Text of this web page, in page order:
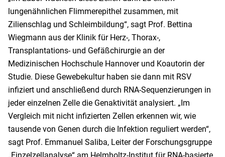
lungenähnlichen Flimmerepithel zusammen, mit
Zilienschlag und Schleimbildung“, sagt Prof. Bettina
Wiegmann aus der Klinik für Herz-, Thorax-,
Transplantations- und Gefäßchirurgie an der
Medizinischen Hochschule Hannover und Koautorin der
Studie. Diese Gewebekultur haben sie dann mit RSV
infiziert und anschließend durch RNA-Sequenzierungen in
jeder einzelnen Zelle die Genaktivität analysiert. „Im
Vergleich mit nicht infizierten Zellen erkennen wir, wie
tausende von Genen durch die Infektion reguliert werden“,
sagt Prof. Emmanuel Saliba, Leiter der Forschungsgruppe